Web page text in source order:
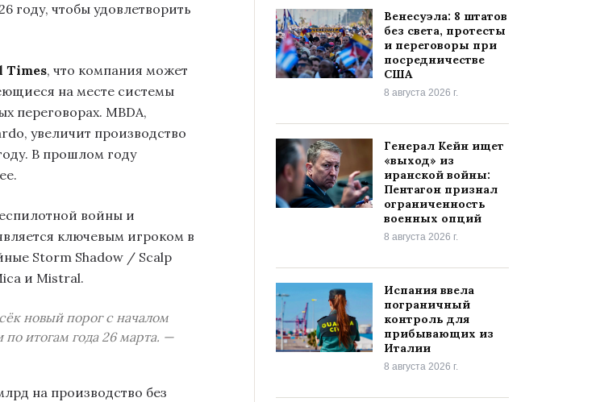
году, чтобы удовлетворить
Times, что компания может
на месте системы
переговорах. MBDA,
увеличит производство
В прошлом году
войны и
ключевым игроком в
Storm Shadow / Scalp
и Mistral.
новый порог с началом
итогам года 26 марта. —
на производство без
Венесуэла: 8 штатов
без света, протесты
и переговоры при
посредничестве
США
8 августа 2026 г.
Генерал Кейн ищет
«выход» из
иранской войны:
Пентагон признал
ограниченность
военных опций
8 августа 2026 г.
Испания ввела
пограничный
контроль для
прибывающих из
Италии
8 августа 2026 г.